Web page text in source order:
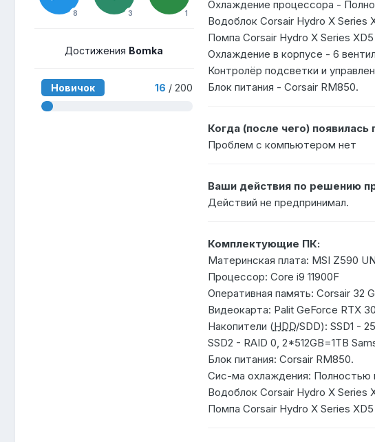
8 3 1
Достижения Bomka
Новичок 16 / 200
Охлаждение процессора -
Водоблок Corsair Hydro X Series
Помпа Corsair Hydro X Series XD5
Охлаждение в корпусе - 6
Контролёр подсветки и
Блок питания - Corsair RM850.
Когда (после чего) появилась
Проблем с компьютером нет
Ваши действия по решению
Действий не предпринимал.
Комплектующие ПК:
Материнская плата: MSI Z590
Процессор: Core i9 11900F
Оперативная память: Corsair 32
Видеокарта: Palit GeForce RTX
Накопители (HDD/SDD): SSD1 -
SSD2 - RAID 0, 2*512GB=1TB
Блок питания: Corsair RM850.
Сис-ма охлаждения: Полностью
Водоблок Corsair Hydro X Series
Помпа Corsair Hydro X Series XD5